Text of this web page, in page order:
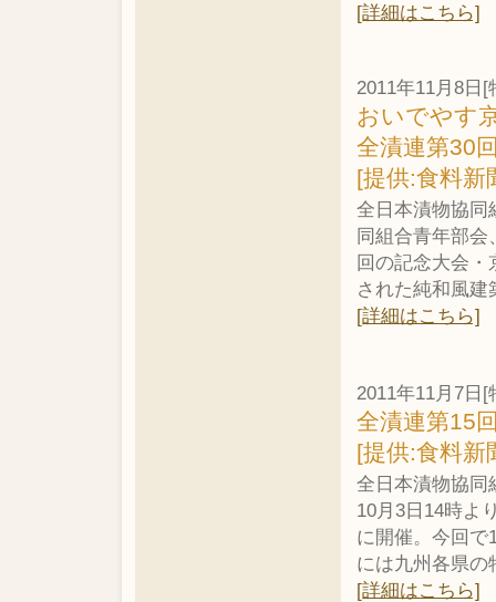
[詳細はこちら]
2011年11月8日[
おいでやす
全漬連第30
[提供:食料新
全日本漬物協同
同組合青年部
回の記念大会
された純和風
[詳細はこちら]
2011年11月7日[
全漬連第15
[提供:食料新
全日本漬物協同
10月3日14時よ
に開催。今回で
には九州各県の
[詳細はこちら]